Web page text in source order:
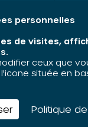
personnelles
de visites,
ceux que
située en
Politique